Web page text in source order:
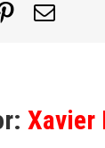
PinterestCorreo
Xavier